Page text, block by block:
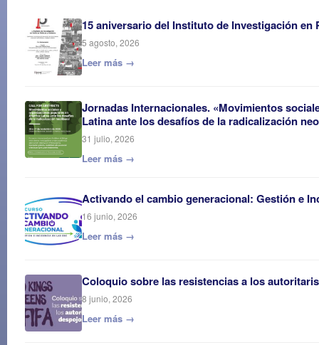
15 aniversario del Instituto de Investigación
5 agosto, 2026
Leer más →
Jornadas Internacionales. «Movimientos
Latina ante los desafíos de la radicalización
31 julio, 2026
Leer más →
Activando el cambio generacional: Gestión e
16 junio, 2026
Leer más →
Coloquio sobre las resistencias a los
8 junio, 2026
Leer más →